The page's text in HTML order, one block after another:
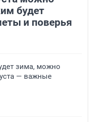
будет
и поверья
зима, можно
— важные